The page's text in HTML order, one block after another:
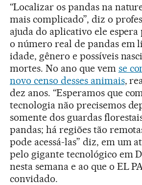
“Localizar os pandas na
mais complicado”, diz o
ajuda do aplicativo ele
o número real de pandas em
idade, gênero e possíveis
mortes. No ano que vem se
novo censo desses animais,
dez anos. “Esperamos que
tecnologia não precisemos
somente dos guardas
pandas; há regiões tão
pode acessá-las” diz, em um
pelo gigante tecnológico em
nesta semana e ao que o EL
convidado.